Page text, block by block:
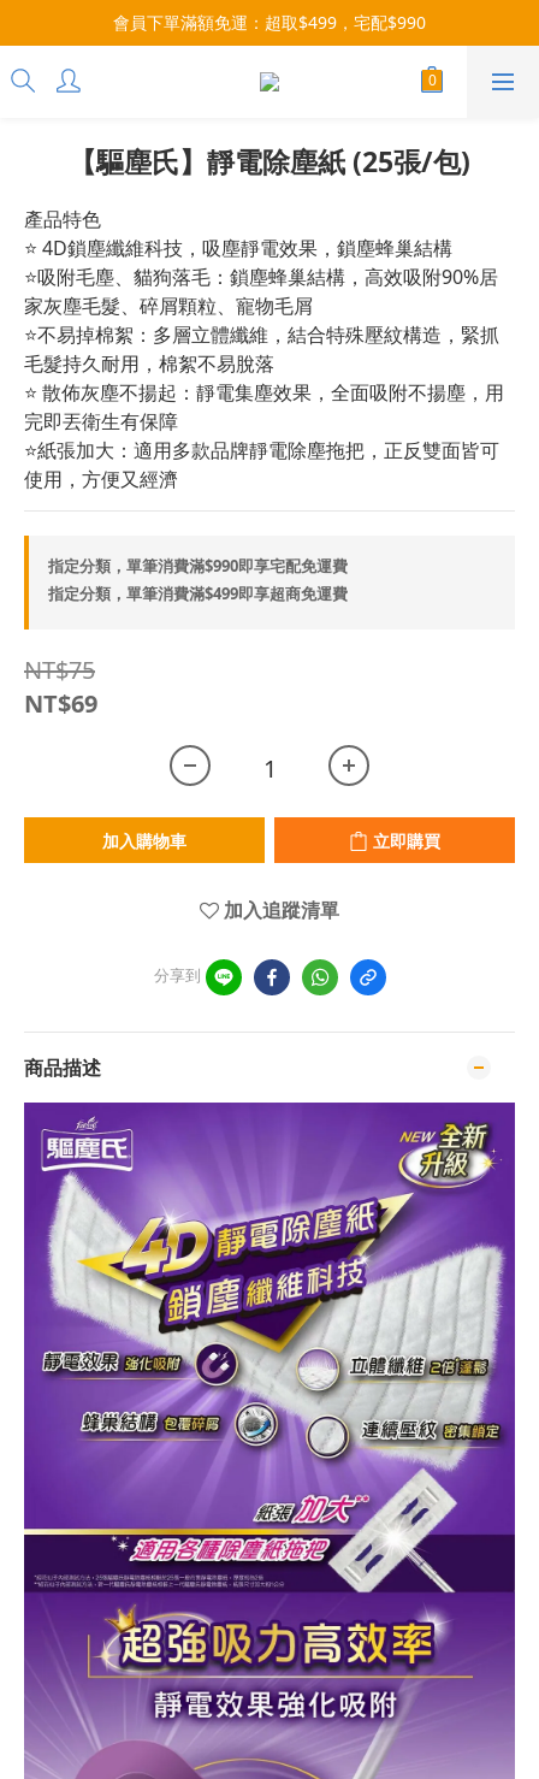
每月9號會員日，消費點數3倍送！把握機會，趕緊下單！
07/28-08/31 爸氣一擊・限時開搶
每月9號會員日，消費點數3倍送！把握機會，趕緊下單！
【驅塵氏】靜電除塵紙 (25張/包)
產品特色
⭐ 4D鎖塵纖維科技，吸塵靜電效果，鎖塵蜂巢結構
⭐吸附毛塵、貓狗落毛：鎖塵蜂巢結構，高效吸附90%居
家灰塵毛髮、碎屑顆粒、寵物毛屑
⭐不易掉棉絮：多層立體纖維，結合特殊壓紋構造，緊抓
毛髮持久耐用，棉絮不易脫落
⭐ 散佈灰塵不揚起：靜電集塵效果，全面吸附不揚塵，用
完即丟衛生有保障
⭐紙張加大：適用多款品牌靜電除塵拖把，正反雙面皆可
使用，方便又經濟
指定分類，單筆消費滿$990即享宅配免運費
指定分類，單筆消費滿$499即享超商免運費
NT$75
NT$69
加入購物車 立即購買
加入追蹤清單
分享到
商品描述